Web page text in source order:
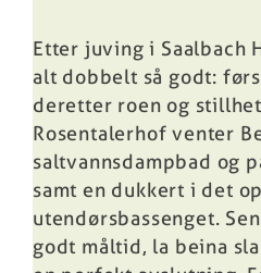
Etter juving i Saalbach
alt dobbelt så godt:
deretter roen og
Rosentalerhof venter
saltvannsdampbad og
samt en dukkert i det
utendørsbassenget.
godt måltid, la beina